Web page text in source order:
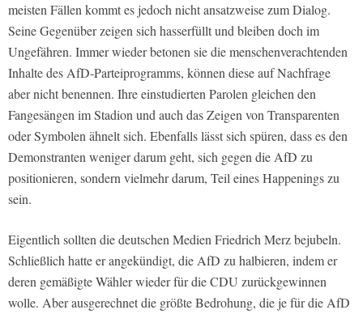
meisten Fällen kommt es jedoch nicht ansatzweise zum Dialog.
Seine Gegenüber zeigen sich hasserfüllt und bleiben doch im
Ungefähren. Immer wieder betonen sie die menschenverachtenden
Inhalte des AfD-Parteiprogramms, können diese auf Nachfrage
aber nicht benennen. Ihre einstudierten Parolen gleichen den
Fangesängen im Stadion und auch das Zeigen von Transparenten
oder Symbolen ähnelt sich. Ebenfalls lässt sich spüren, dass es den
Demonstranten weniger darum geht, sich gegen die AfD zu
positionieren, sondern vielmehr darum, Teil eines Happenings zu
sein.
Eigentlich sollten die deutschen Medien Friedrich Merz bejubeln.
Schließlich hatte er angekündigt, die AfD zu halbieren, indem er
deren gemäßigte Wähler wieder für die CDU zurückgewinnen
wolle. Aber ausgerechnet die größte Bedrohung, die je für die AfD